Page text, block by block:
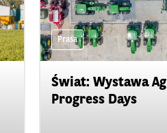
Prasa
Świat: Wystawa Ag
Progress Days